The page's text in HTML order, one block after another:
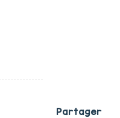
Partager